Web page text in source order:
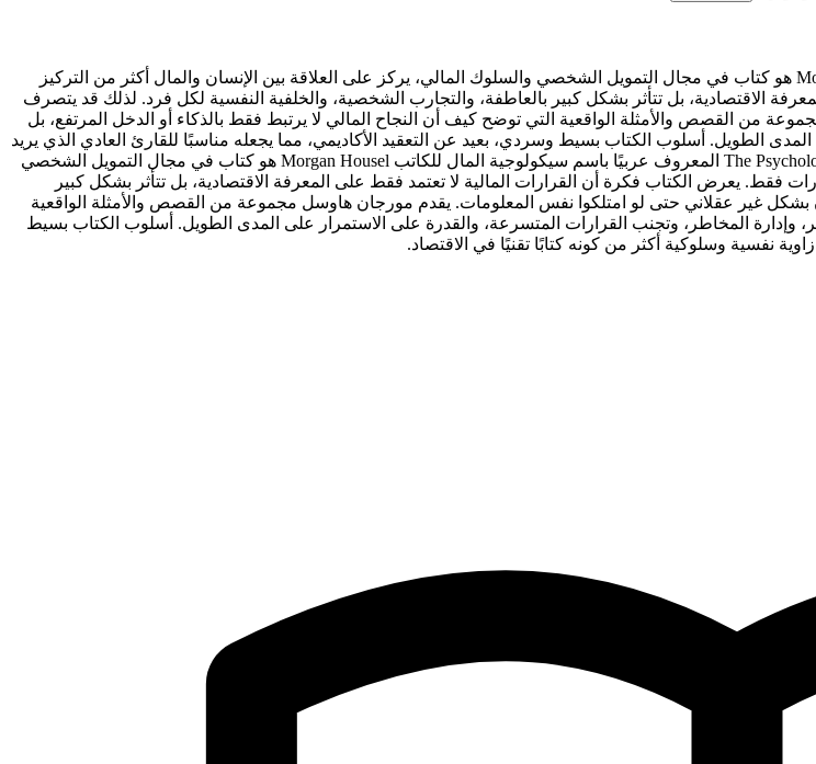
كتاب The Psychology of Money المعروف عربيًا باسم سيكولوجية المال للكاتب Morgan Housel هو كتاب في مجال التمويل الشخصي والسلوك المالي، يركز على العلاقة بين الإنسان والمال أكثر من التركيز
الاقتصادية، بل تتأثر بشكل كبير بالعاطفة، والتجارب الشخصية، والخلفية النفسية لكل فرد. لذلك قد يتصرف
القصص والأمثلة الواقعية التي توضح كيف أن النجاح المالي لا يرتبط فقط بالذكاء أو الدخل المرتفع، بل
الطويل. أسلوب الكتاب بسيط وسردي، بعيد عن التعقيد الأكاديمي، مما يجعله مناسبًا للقارئ العادي الذي يريد
كتاب The Psychology of Money المعروف عربيًا باسم سيكولوجية المال للكاتب Morgan Housel هو كتاب في مجال التمويل الشخصي
فقط. يعرض الكتاب فكرة أن القرارات المالية لا تعتمد فقط على المعرفة الاقتصادية، بل تتأثر بشكل كبير
غير عقلاني حتى لو امتلكوا نفس المعلومات. يقدم مورجان هاوسل مجموعة من القصص والأمثلة الواقعية
وإدارة المخاطر، وتجنب القرارات المتسرعة، والقدرة على الاستمرار على المدى الطويل. أسلوب الكتاب بسيط
نفسية وسلوكية أكثر من كونه كتابًا تقنيًا في الاقتصاد.